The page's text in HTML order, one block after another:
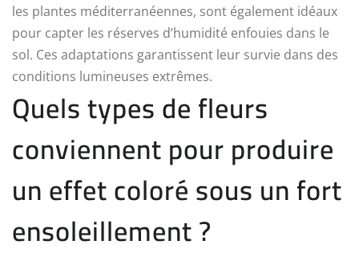
les plantes méditerranéennes, sont également idéaux
pour capter les réserves d’humidité enfouies dans le
sol. Ces adaptations garantissent leur survie dans des
conditions lumineuses extrêmes.
Quels types de fleurs
conviennent pour produire
un effet coloré sous un fort
ensoleillement ?